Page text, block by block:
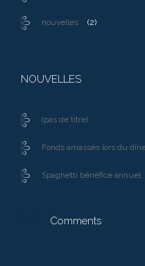
nouvelles (2)
NOUVELLES
(pas de titre)
Fonds amassés lors du
Spaghetti bénéfice annuel
Comments